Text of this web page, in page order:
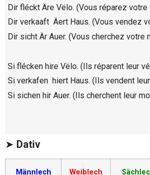
Dir fléckt Äre Vëlo. (Vous réparez votre
Dir verkaaft Äert Haus. (Vous vendez
Dir sicht Är Auer. (Vous cherchez votre
Si flécken hire Vëlo. (Ils réparent leur
Si verkafen hiert Haus. (Ils vendent
Si sichen hir Auer. (Ils cherchent leur
➤ Dativ
Männlech Weiblech